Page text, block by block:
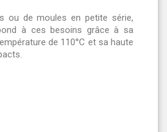
ou de moules en petite série,
à ces besoins grâce à sa
de 110°C et sa haute